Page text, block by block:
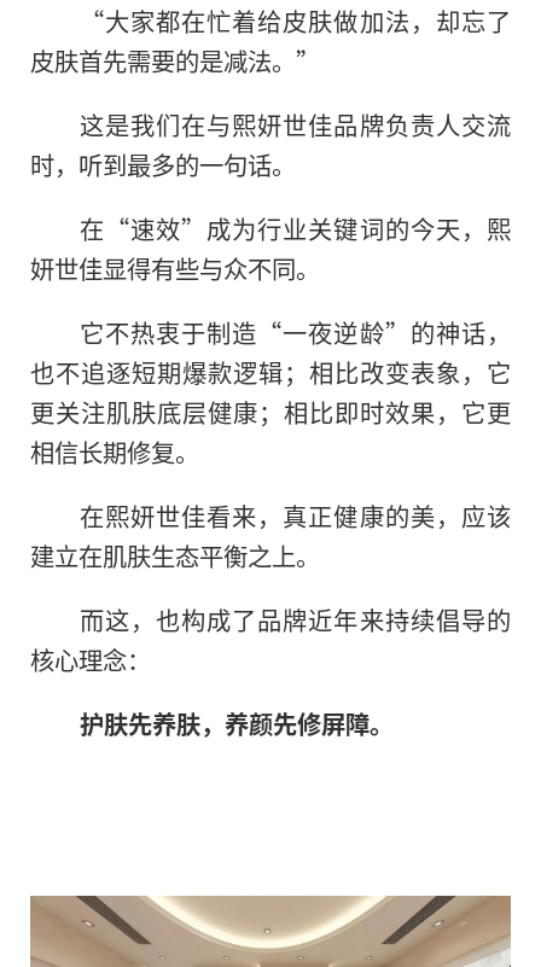
“大家都在忙着给皮肤做加法，却忘了
皮肤首先需要的是减法。”
这是我们在与熙妍世佳品牌负责人交流
时，听到最多的一句话。
在“速效”成为行业关键词的今天，熙
妍世佳显得有些与众不同。
它不热衷于制造“一夜逆龄”的神话，
也不追逐短期爆款逻辑；相比改变表象，它
更关注肌肤底层健康；相比即时效果，它更
相信长期修复。
在熙妍世佳看来，真正健康的美，应该
建立在肌肤生态平衡之上。
而这，也构成了品牌近年来持续倡导的
核心理念：
护肤先养肤，养颜先修屏障。